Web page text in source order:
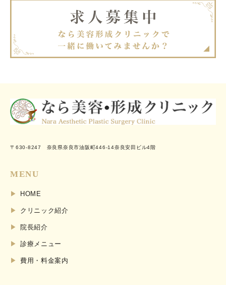
〒630-8247 奈良県奈良市油阪町446-14奈良安田ビル4階
MENU
HOME
クリニック紹介
院長紹介
診療メニュー
費用・料金案内